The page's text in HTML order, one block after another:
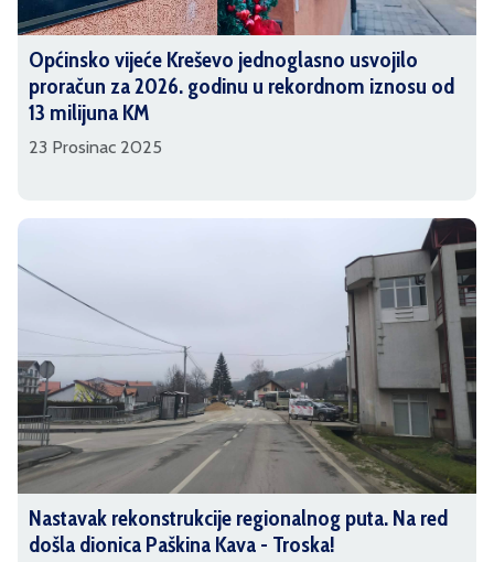
Općinsko vijeće Kreševo jednoglasno usvojilo
proračun za 2026. godinu u rekordnom iznosu od
13 milijuna KM
23 Prosinac 2025
Nastavak rekonstrukcije regionalnog puta. Na red
došla dionica Paškina Kava - Troska!